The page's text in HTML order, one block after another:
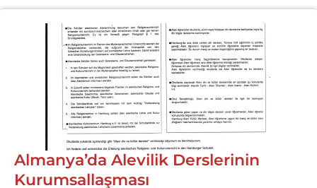
Almanya’da Alevilik Derslerinin
Kurumsallaşması